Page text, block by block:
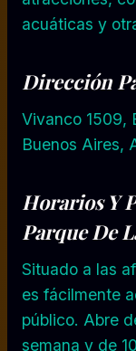
acuáticas y
Dirección
Vivanco 1509,
Buenos Aires,
Horarios Y
Parque De
Situado a las
es fácilmente
público. Abre
semana y de